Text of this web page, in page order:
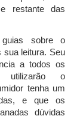
restante das
sobre o
sua leitura. Seu
a todos os
utilizarão o
tenha um
e que os
dúvidas